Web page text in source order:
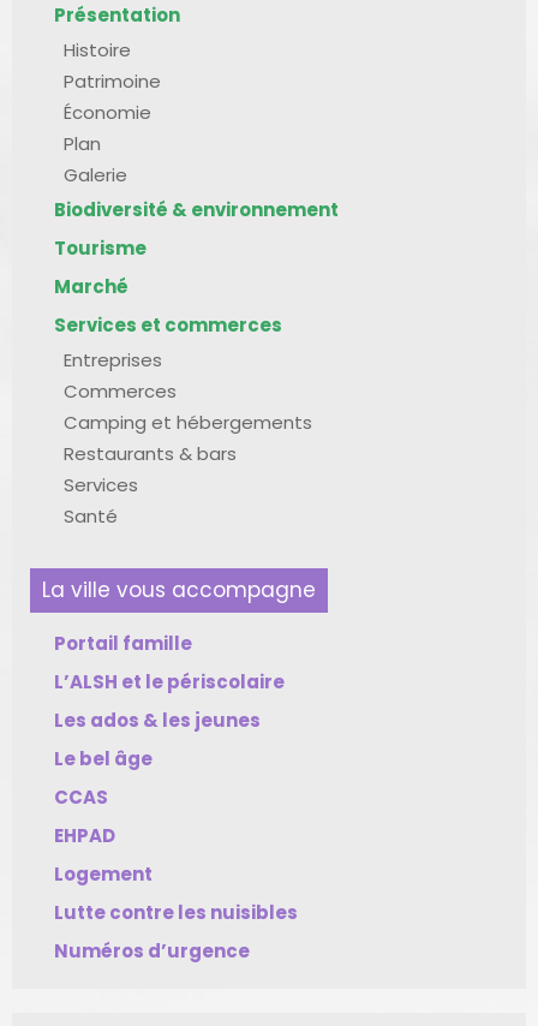
Présentation
Histoire
Patrimoine
Économie
Plan
Galerie
Biodiversité & environnement
Tourisme
Marché
Services et commerces
Entreprises
Commerces
Camping et hébergements
Restaurants & bars
Services
Santé
La ville vous accompagne
Portail famille
L’ALSH et le périscolaire
Les ados & les jeunes
Le bel âge
CCAS
EHPAD
Logement
Lutte contre les nuisibles
Numéros d’urgence